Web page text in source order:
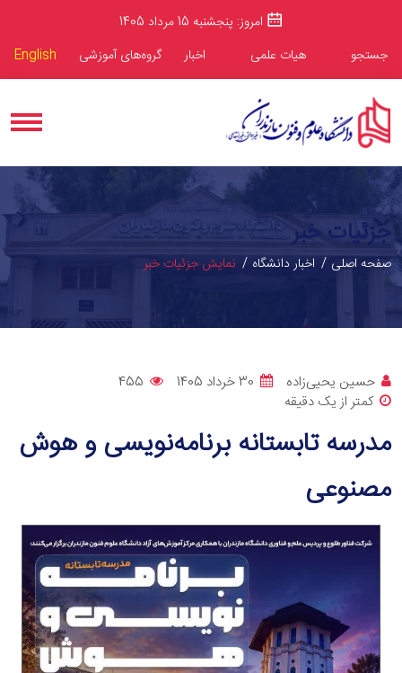
امروز: پنجشنبه 15 مرداد 1405
جستجو
هیات علمی اخبار گروه‌های آموزشی English
جزئیات خبر
صفحه اصلی اخبار دانشگاه نمایش جزئیات خبر
حسین یحیی‌زاده 30 خرداد 1405
455
کمتر از یک دقیقه
مدرسه تابستانه برنامه‌نویسی و هوش
مصنوعی